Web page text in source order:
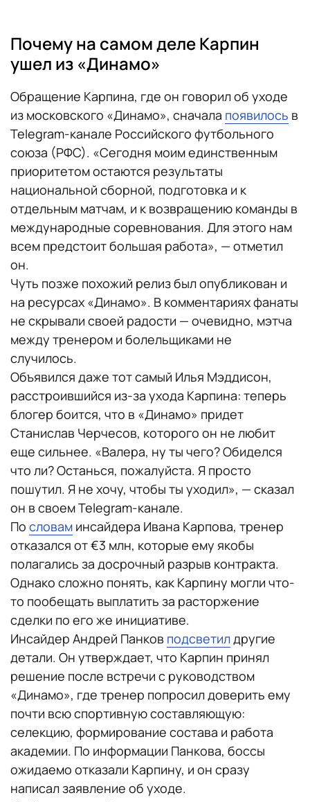
Почему на самом деле Карпин
ушел из «Динамо»
Обращение Карпина, где он говорил об уходе
из московского «Динамо», сначала появилось в
Telegram-канале Российского футбольного
союза (РФС). «Сегодня моим единственным
приоритетом остаются результаты
национальной сборной, подготовка и к
отдельным матчам, и к возвращению команды в
международные соревнования. Для этого нам
всем предстоит большая работа», — отметил
он.
Чуть позже похожий релиз был опубликован и
на ресурсах «Динамо». В комментариях фанаты
не скрывали своей радости — очевидно, мэтча
между тренером и болельщиками не
случилось.
Объявился даже тот самый Илья Мэддисон,
расстроившийся из-за ухода Карпина: теперь
блогер боится, что в «Динамо» придет
Станислав Черчесов, которого он не любит
еще сильнее. «Валера, ну ты чего? Обиделся
что ли? Останься, пожалуйста. Я просто
пошутил. Я не хочу, чтобы ты уходил», — сказал
он в своем Telegram-канале.
По словам инсайдера Ивана Карпова, тренер
отказался от €3 млн, которые ему якобы
полагались за досрочный разрыв контракта.
Однако сложно понять, как Карпину могли что-
то пообещать выплатить за расторжение
сделки по его же инициативе.
Инсайдер Андрей Панков подсветил другие
детали. Он утверждает, что Карпин принял
решение после встречи с руководством
«Динамо», где тренер попросил доверить ему
почти всю спортивную составляющую:
селекцию, формирование состава и работа
академии. По информации Панкова, боссы
ожидаемо отказали Карпину, и он сразу
написал заявление об уходе.